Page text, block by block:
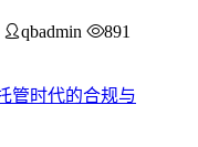
qbadmin
891